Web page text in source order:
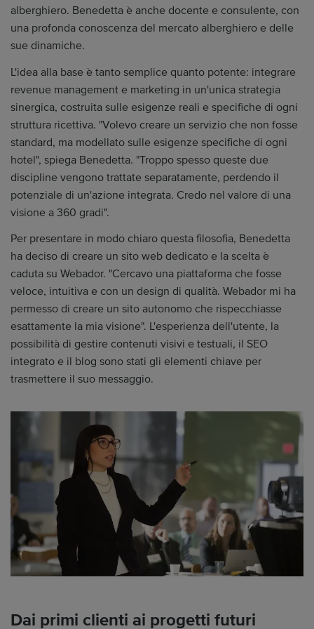
alberghiero. Benedetta è anche docente e consulente, con
una profonda conoscenza del mercato alberghiero e delle
sue dinamiche.
L'idea alla base è tanto semplice quanto potente: integrare
revenue management e marketing in un'unica strategia
sinergica, costruita sulle esigenze reali e specifiche di ogni
struttura ricettiva. "Volevo creare un servizio che non fosse
standard, ma modellato sulle esigenze specifiche di ogni
hotel", spiega Benedetta. "Troppo spesso queste due
discipline vengono trattate separatamente, perdendo il
potenziale di un'azione integrata. Credo nel valore di una
visione a 360 gradi".
Per presentare in modo chiaro questa filosofia, Benedetta
ha deciso di creare un sito web dedicato e la scelta è
caduta su Webador. "Cercavo una piattaforma che fosse
veloce, intuitiva e con un design di qualità. Webador mi ha
permesso di creare un sito autonomo che rispecchiasse
esattamente la mia visione". L'esperienza dell'utente, la
possibilità di gestire contenuti visivi e testuali, il SEO
integrato e il blog sono stati gli elementi chiave per
trasmettere il suo messaggio.
Dai primi clienti ai progetti futuri